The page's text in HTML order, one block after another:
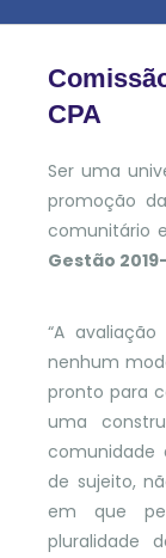
CPA
Ser uma
promoção
comunitário
Gestão
“A
nenhum
pronto para
uma
comunidade
de sujeito,
em que
pluralidade